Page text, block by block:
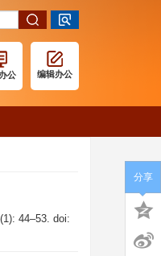
公 编辑办公
44–53. doi:
分享